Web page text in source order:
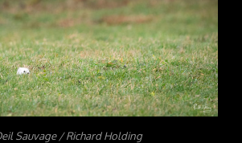
Sauvage / Richard Holding